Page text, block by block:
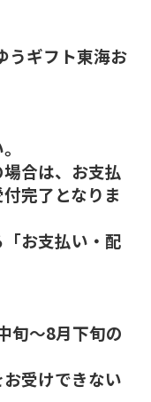
ギフト東海お
合は、お支払
完了となりま
お支払い・配
旬～8月下旬の
受けできない